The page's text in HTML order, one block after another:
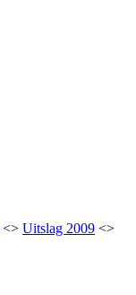
<> Uitslag 2009 <>